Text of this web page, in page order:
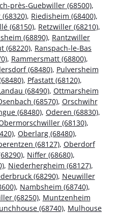
près-Guebwiller (68500),
, Riedisheim (68400),
(68150), Retzwiller (68210),
(68890), Rantzwiller
(68220), Ranspach-le-Bas
, Rammersmatt (68800),
(68480), Pulversheim
, Pfastatt (68120),
(68490), Ottmarsheim
(68570), Orschwihr
(68480), Oderen (68830),
(68130),
, Oberlarg (68480),
(68127), Oberdorf
, Niffer (68680),
, Niederhergheim (68127),
(68290), Neuwiller
, Nambsheim (68740),
(68250), Muntzenheim
(68740), Mulhouse